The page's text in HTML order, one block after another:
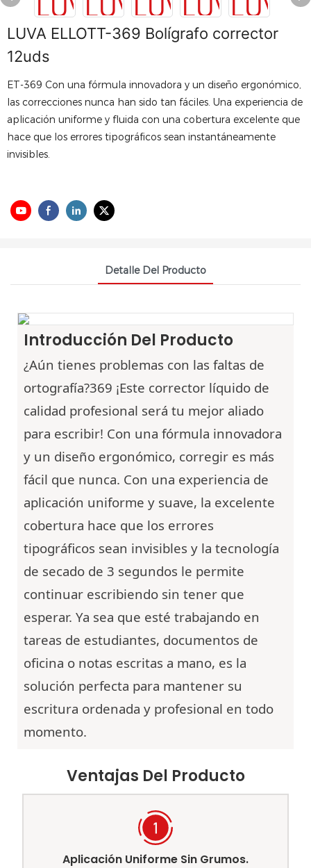
LUVA ELLOTT-369 Bolígrafo corrector
12uds
ET-369 Con una fórmula innovadora y un diseño ergonómico,
las correcciones nunca han sido tan fáciles. Una experiencia de
aplicación uniforme y fluida con una cobertura excelente que
hace que los errores tipográficos sean instantáneamente
invisibles.
Detalle Del Producto
Introducción Del Producto
¿Aún tienes problemas con las faltas de
ortografía?369 ¡Este corrector líquido de
calidad profesional será tu mejor aliado
para escribir! Con una fórmula innovadora
y un diseño ergonómico, corregir es más
fácil que nunca. Con una experiencia de
aplicación uniforme y suave, la excelente
cobertura hace que los errores
tipográficos sean invisibles y la tecnología
de secado de 3 segundos le permite
continuar escribiendo sin tener que
esperar. Ya sea que esté trabajando en
tareas de estudiantes, documentos de
oficina o notas escritas a mano, es la
solución perfecta para mantener su
escritura ordenada y profesional en todo
momento.
Ventajas Del Producto
Aplicación Uniforme Sin Grumos.